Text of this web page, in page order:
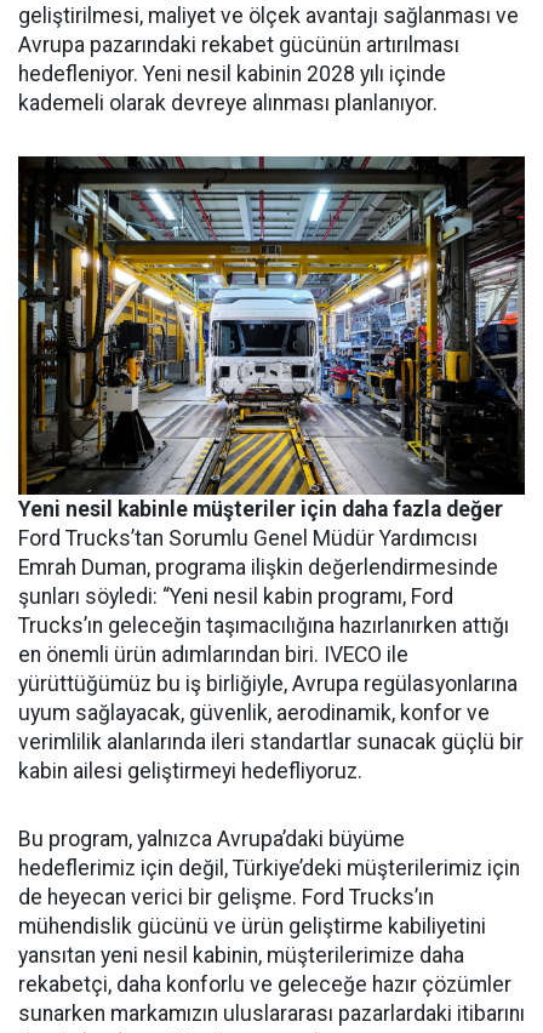
geliştirilmesi, maliyet ve ölçek avantajı sağlanması ve
Avrupa pazarındaki rekabet gücünün artırılması
hedefleniyor. Yeni nesil kabinin 2028 yılı içinde
kademeli olarak devreye alınması planlanıyor.
Yeni nesil kabinle müşteriler için daha fazla değer
Ford Trucks’tan Sorumlu Genel Müdür Yardımcısı
Emrah Duman, programa ilişkin değerlendirmesinde
şunları söyledi: “Yeni nesil kabin programı, Ford
Trucks’ın geleceğin taşımacılığına hazırlanırken attığı
en önemli ürün adımlarından biri. IVECO ile
yürüttüğümüz bu iş birliğiyle, Avrupa regülasyonlarına
uyum sağlayacak, güvenlik, aerodinamik, konfor ve
verimlilik alanlarında ileri standartlar sunacak güçlü bir
kabin ailesi geliştirmeyi hedefliyoruz.
Bu program, yalnızca Avrupa’daki büyüme
hedeflerimiz için değil, Türkiye’deki müşterilerimiz için
de heyecan verici bir gelişme. Ford Trucks’ın
mühendislik gücünü ve ürün geliştirme kabiliyetini
yansıtan yeni nesil kabinin, müşterilerimize daha
rekabetçi, daha konforlu ve geleceğe hazır çözümler
sunarken markamızın uluslararası pazarlardaki itibarını